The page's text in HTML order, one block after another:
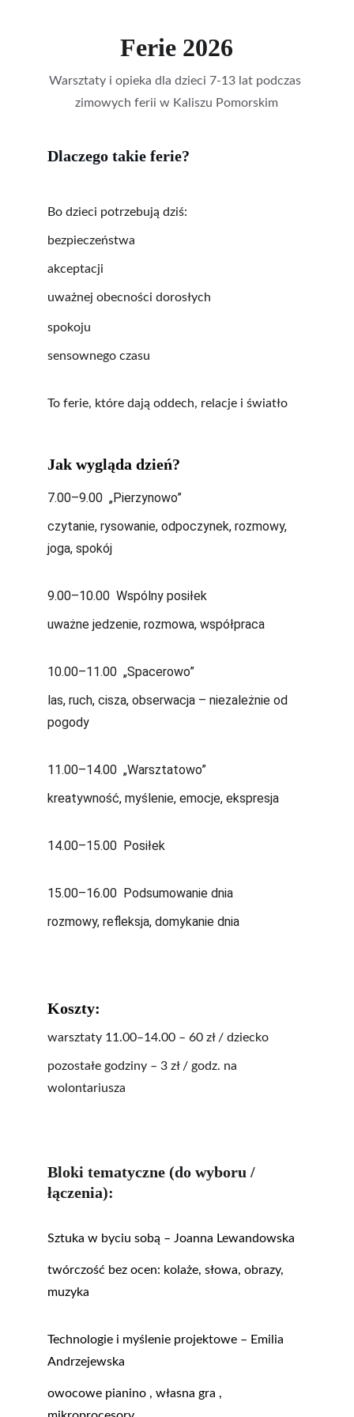
Ferie 2026
Warsztaty i opieka dla dzieci 7-13 lat podczas
zimowych ferii w Kaliszu Pomorskim
Bloki tematyczne (do wyboru /
łączenia):
Sztuka w byciu sobą – Joanna Lewandowska
twórczość bez ocen: kolaże, słowa, obrazy,
muzyka
Technologie i myślenie projektowe – Emilia
Andrzejewska
owocowe pianino , własna gra ,
Jak wygląda dzień?
7.00–9.00  „Pierzynowo”
czytanie, rysowanie, odpoczynek, rozmowy,
joga, spokój
9.00–10.00  Wspólny posiłek
uważne jedzenie, rozmowa, współpraca
10.00–11.00  „Spacerowo”
las, ruch, cisza, obserwacja – niezależnie od
pogody
11.00–14.00  „Warsztatowo”
kreatywność, myślenie, emocje, ekspresja
14.00–15.00  Posiłek
15.00–16.00  Podsumowanie dnia
rozmowy, refleksja, domykanie dnia
Dlaczego takie ferie?
Bo dzieci potrzebują dziś:
bezpieczeństwa
akceptacji
uważnej obecności dorosłych
spokoju
sensownego czasu
To ferie, które dają oddech, relacje i światło
Koszty:
warsztaty 11.00–14.00 – 60 zł / dziecko
pozostałe godziny – 3 zł / godz. na
wolontariusza